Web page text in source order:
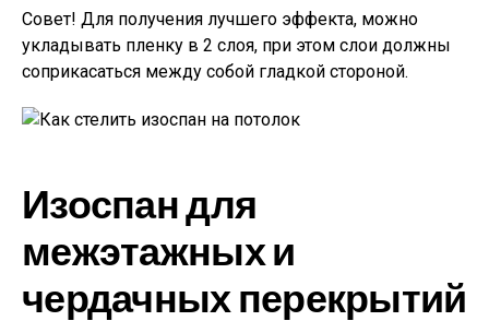
Совет! Для получения лучшего эффекта, можно
укладывать пленку в 2 слоя, при этом слои должны
соприкасаться между собой гладкой стороной.
Изоспан для
межэтажных и
чердачных перекрытий